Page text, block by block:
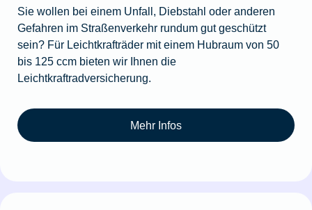
Sie wollen bei einem Unfall, Diebstahl oder anderen
Gefahren im Straßenverkehr rundum gut geschützt
sein? Für Leichtkrafträder mit einem Hubraum von 50
bis 125 ccm bieten wir Ihnen die
Leichtkraftradversicherung.
Mehr Infos